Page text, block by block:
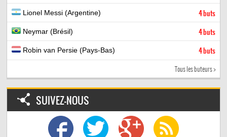
Lionel Messi (Argentine) 4 buts
Neymar (Brésil) 4 buts
Robin van Persie (Pays-Bas) 4 buts
Tous les buteurs >
SUIVEZ-NOUS